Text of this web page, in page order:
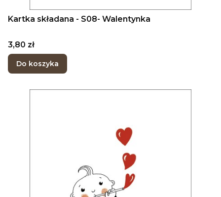
Kartka składana - S08- Walentynka
Cena
3,80 zł
Do koszyka